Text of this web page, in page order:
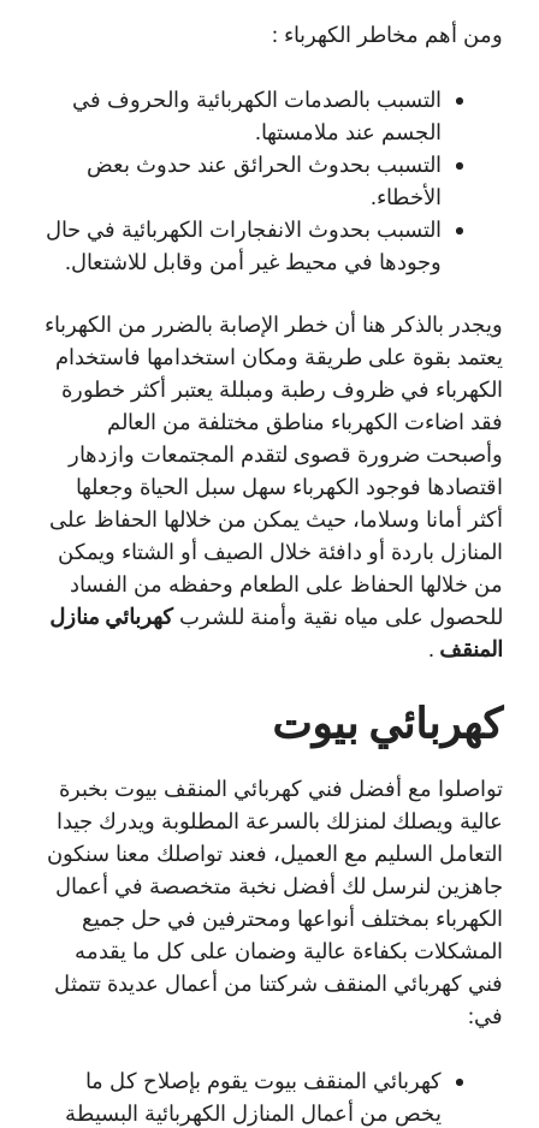
ومن أهم مخاطر الكهرباء :
التسبب بالصدمات الكهربائية والحروف في
الجسم عند ملامستها.
التسبب بحدوث الحرائق عند حدوث بعض
الأخطاء.
التسبب بحدوث الانفجارات الكهربائية في حال
وجودها في محيط غير أمن وقابل للاشتعال.
ويجدر بالذكر هنا أن خطر الإصابة بالضرر من الكهرباء
يعتمد بقوة على طريقة ومكان استخدامها فاستخدام
الكهرباء في ظروف رطبة ومبللة يعتبر أكثر خطورة
فقد اضاءت الكهرباء مناطق مختلفة من العالم
وأصبحت ضرورة قصوى لتقدم المجتمعات وازدهار
اقتصادها فوجود الكهرباء سهل سبل الحياة وجعلها
أكثر أمانا وسلاما، حيث يمكن من خلالها الحفاظ على
المنازل باردة أو دافئة خلال الصيف أو الشتاء ويمكن
من خلالها الحفاظ على الطعام وحفظه من الفساد
للحصول على مياه نقية وأمنة للشربكهربائي منازل
المنقف .
كهربائي بيوت
تواصلوا مع أفضل فني كهربائي المنقف بيوت بخبرة
عالية ويصلك لمنزلك بالسرعة المطلوبة ويدرك جيدا
التعامل السليم مع العميل، فعند تواصلك معنا سنكون
جاهزين لنرسل لك أفضل نخبة متخصصة في أعمال
الكهرباء بمختلف أنواعها ومحترفين في حل جميع
المشكلات بكفاءة عالية وضمان على كل ما يقدمه
فني كهربائي المنقف شركتنا من أعمال عديدة تتمثل
في:
كهربائي المنقف بيوت يقوم بإصلاح كل ما
يخص من أعمال المنازل الكهربائية البسيطة